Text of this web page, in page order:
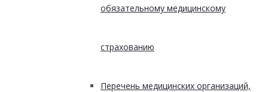
обязательному медицинскому
страхованию
Перечень медицинских организаций,